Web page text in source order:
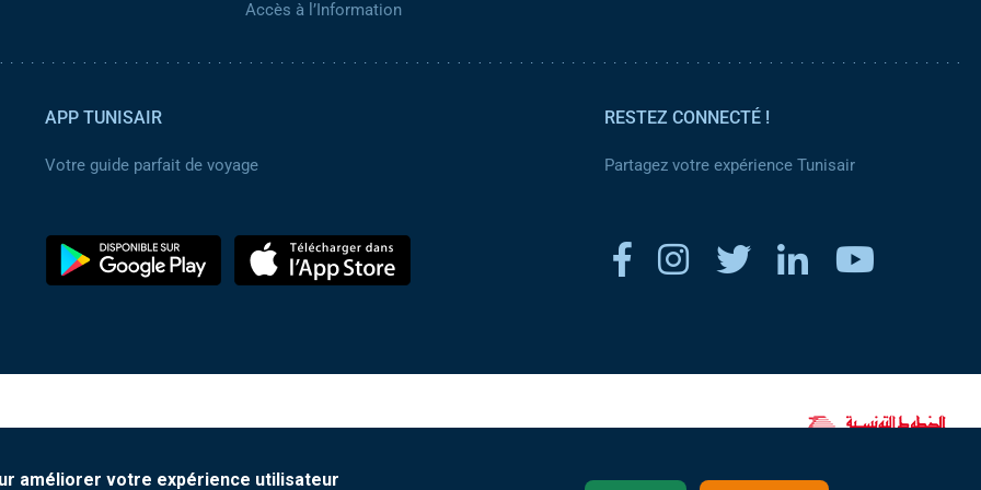
Accès à l’Information
APP TUNISAIR
Votre guide parfait de voyage
RESTEZ CONNECTÉ !
Partagez votre expérience Tunisair
améliorer votre expérience utilisateur